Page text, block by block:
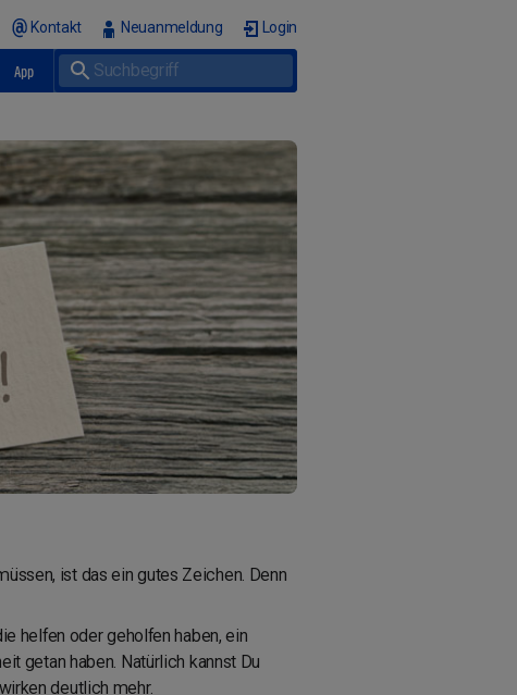
Kontakt Neuanmeldung Login
App
ist das ein gutes Zeichen. Denn
helfen oder geholfen haben, ein
getan haben. Natürlich kannst Du
deutlich mehr.